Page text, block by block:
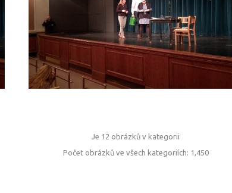
(NE)NALETĚT NEKALÝM
_1
Je 12 obrázků v kategorii
Počet obrázků ve všech kategoriích: 1,450